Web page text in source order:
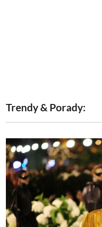
Trendy & Porady: